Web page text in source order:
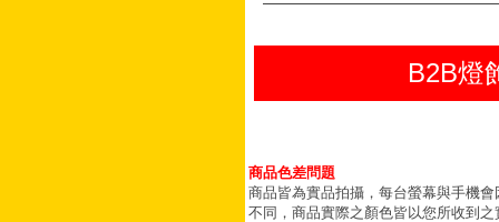
B2B燈
商品色差問題
商品皆為實品拍攝，每台螢幕與手機
不同，商品實際之顏色皆以您所收到之